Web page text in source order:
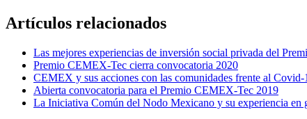
Artículos relacionados
Las mejores experiencias de inversión social privada del
Premio CEMEX-Tec cierra convocatoria 2020
CEMEX y sus acciones con las comunidades frente al Covid-
Abierta convocatoria para el Premio CEMEX-Tec 2019
La Iniciativa Común del Nodo Mexicano y su experiencia en